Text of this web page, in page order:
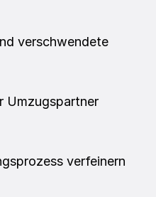
verschwendete
Umzugspartner
verfeinern